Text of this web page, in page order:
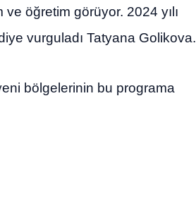
öğretim görüyor. 2024 yılı
vurguladı Tatyana Golikova.
bölgelerinin bu programa